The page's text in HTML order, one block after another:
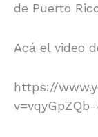
de Puerto
Acá el video
https://